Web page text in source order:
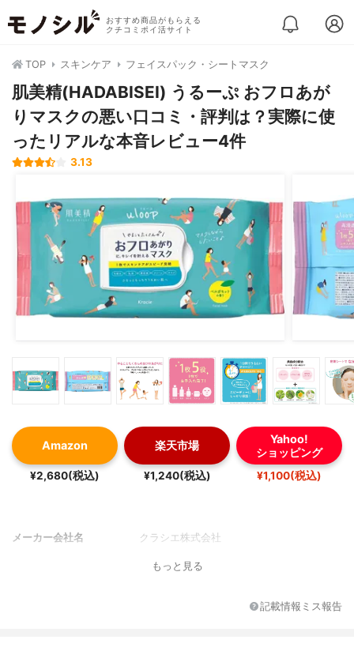
おすすめ商品がもらえる
クチコミポイ活サイト
TOP スキンケア フェイスパック・シートマスク
肌美精(HADABISEI) うるーぷ おフロあが
りマスクの悪い口コミ・評判は？実際に使
ったリアルな本音レビュー4件
3.13
Amazon
¥2,680(税込)
楽天市場
¥1,240(税込)
Yahoo!
ショッピング
¥1,100(税込)
メーカー会社名 クラシエ株式会社
もっと見る
記載情報ミス報告